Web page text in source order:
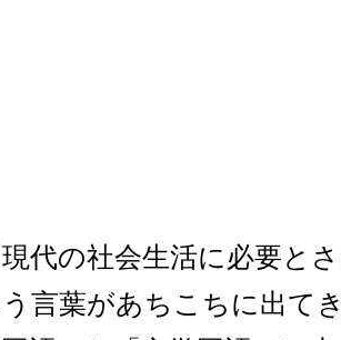
代の社会生活に必要と
言葉があちこちに出て